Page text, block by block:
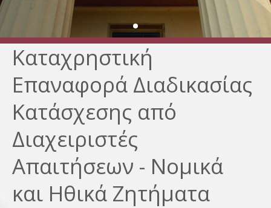
Καταχρηστική
Επαναφορά Διαδικασίας
Κατάσχεσης από
Διαχειριστές
Απαιτήσεων - Νομικά
και Ηθικά Ζητήματα